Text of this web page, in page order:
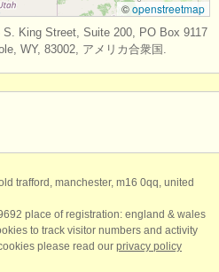
©openstreetmap
King Street, Suite 200, PO Box 9117
WY, 83002, アメリカ合衆国.
trafford, manchester, m16 0qq, united
place of registration: england & wales
to track visitor numbers and activity
please read our privacy policy